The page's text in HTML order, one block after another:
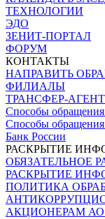
ТЕХНОЛОГИИ
ЭДО
ЗЕНИТ-ПОРТАЛ
ФОРУМ
КОНТАКТЫ
НАПРАВИТЬ
ФИЛИАЛЫ
ТРАНСФЕР-
Способы
Способы
Банк России
РАСКРЫТИЕ
ОБЯЗАТЕЛЬНОЕ
РАСКРЫТИЕ
ПОЛИТИКА
АКЦИОНЕРАМ АО